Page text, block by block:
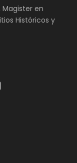
Magister en
Históricos y